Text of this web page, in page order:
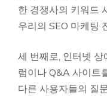
한 경쟁사의 키워드
우리의 SEO 마케팅
세 번째로, 인터넷
럼이나 Q&A 사이트
다른 사용자들의 질